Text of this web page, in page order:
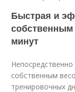
Быстрая и
собственным
минут
собственным
тренировочных